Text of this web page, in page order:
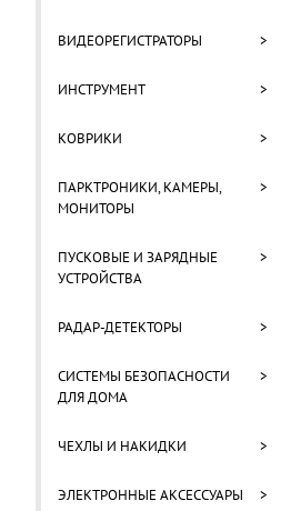
ВИДЕОРЕГИСТРАТОРЫ >
ИНСТРУМЕНТ >
КОВРИКИ >
ПАРКТРОНИКИ, КАМЕРЫ,
МОНИТОРЫ
>
ПУСКОВЫЕ И ЗАРЯДНЫЕ
УСТРОЙСТВА
>
РАДАР-ДЕТЕКТОРЫ >
СИСТЕМЫ БЕЗОПАСНОСТИ
ДЛЯ ДОМА
>
ЧЕХЛЫ И НАКИДКИ >
ЭЛЕКТРОННЫЕ АКСЕССУАРЫ >